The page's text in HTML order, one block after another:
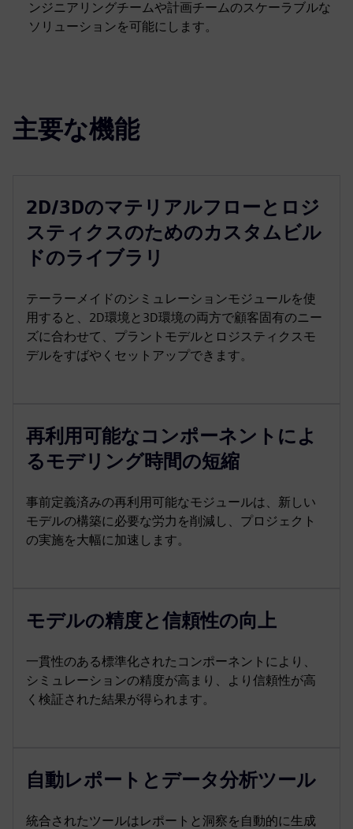
ンジニアリングチームや計画チームのスケーラブルな
ソリューションを可能にします。
主要な機能
2D/3Dのマテリアルフローとロジ
スティクスのためのカスタムビル
ドのライブラリ
テーラーメイドのシミュレーションモジュールを使
用すると、2D環境と3D環境の両方で顧客固有のニー
ズに合わせて、プラントモデルとロジスティクスモ
デルをすばやくセットアップできます。
再利用可能なコンポーネントによ
るモデリング時間の短縮
事前定義済みの再利用可能なモジュールは、新しい
モデルの構築に必要な労力を削減し、プロジェクト
の実施を大幅に加速します。
モデルの精度と信頼性の向上
一貫性のある標準化されたコンポーネントにより、
シミュレーションの精度が高まり、より信頼性が高
く検証された結果が得られます。
自動レポートとデータ分析ツール
統合されたツールはレポートと洞察を自動的に生成